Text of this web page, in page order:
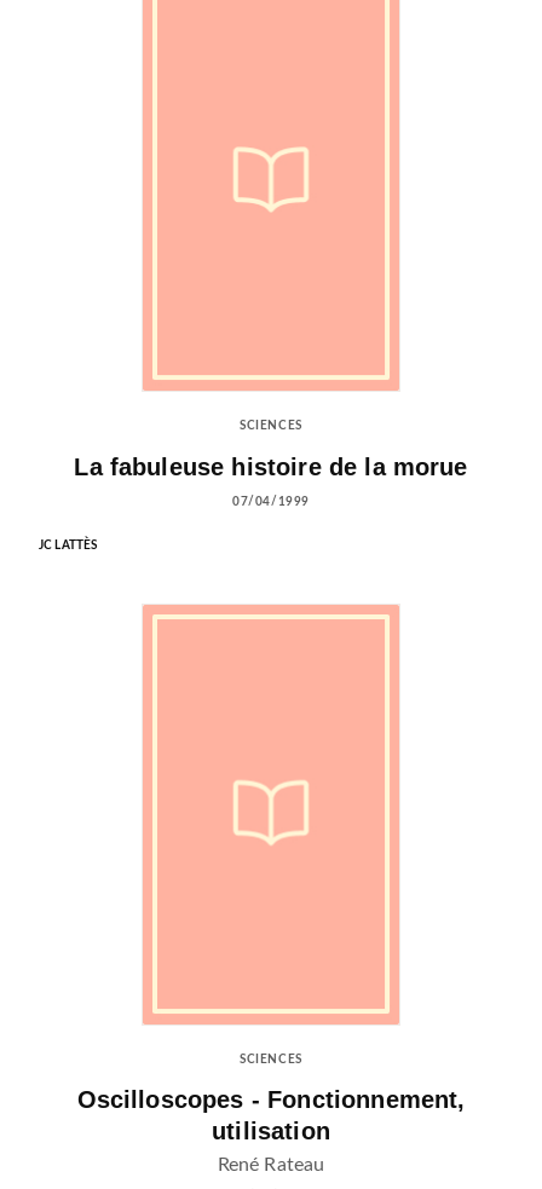
SCIENCES
La fabuleuse histoire de la morue
07/04/1999
JC LATTÈS
SCIENCES
Oscilloscopes - Fonctionnement,
utilisation
René Rateau